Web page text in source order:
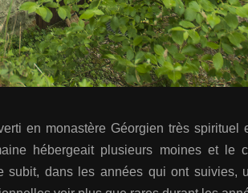
en monastère Géorgien très spirituel
hébergeait plusieurs moines et le
dans les années qui ont suivies,